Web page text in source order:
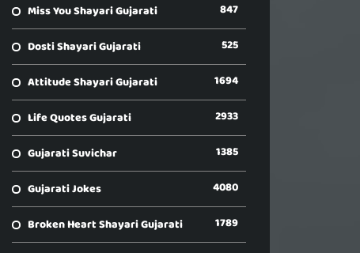
Miss You Shayari Gujarati 847
Dosti Shayari Gujarati 525
Attitude Shayari Gujarati 1694
Life Quotes Gujarati 2933
Gujarati Suvichar 1385
Gujarati Jokes 4080
Broken Heart Shayari Gujarati 1789